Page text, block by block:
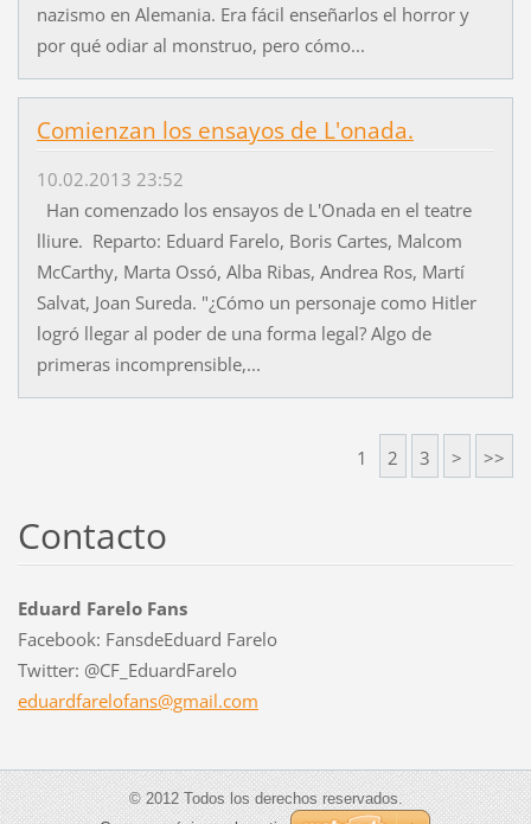
nazismo en Alemania. Era fácil enseñarlos el horror y
por qué odiar al monstruo, pero cómo...
Comienzan los ensayos de L'onada.
10.02.2013 23:52
Han comenzado los ensayos de L'Onada en el teatre
lliure. Reparto: Eduard Farelo, Boris Cartes, Malcom
McCarthy, Marta Ossó, Alba Ribas, Andrea Ros, Martí
Salvat, Joan Sureda. "¿Cómo un personaje como Hitler
logró llegar al poder de una forma legal? Algo de
primeras incomprensible,...
1 2 3 > >>
Contacto
Eduard Farelo Fans
Facebook: FansdeEduard Farelo
Twitter: @CF_EduardFarelo
eduardfarelofans@gmail.com
© 2012 Todos los derechos reservados.